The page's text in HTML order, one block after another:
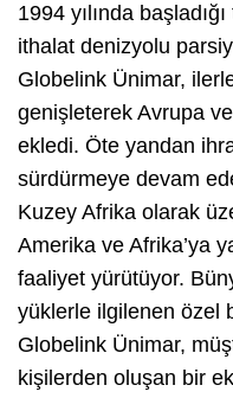
1994 yılında
ithalat denizyolu
Globelink Ünimar,
genişleterek Avrupa
ekledi. Öte yandan
sürdürmeye devam
Kuzey Afrika olarak
Amerika ve Afrika’ya
faaliyet yürütüyor.
yüklerle ilgilenen özel
Globelink Ünimar,
kişilerden oluşan bir